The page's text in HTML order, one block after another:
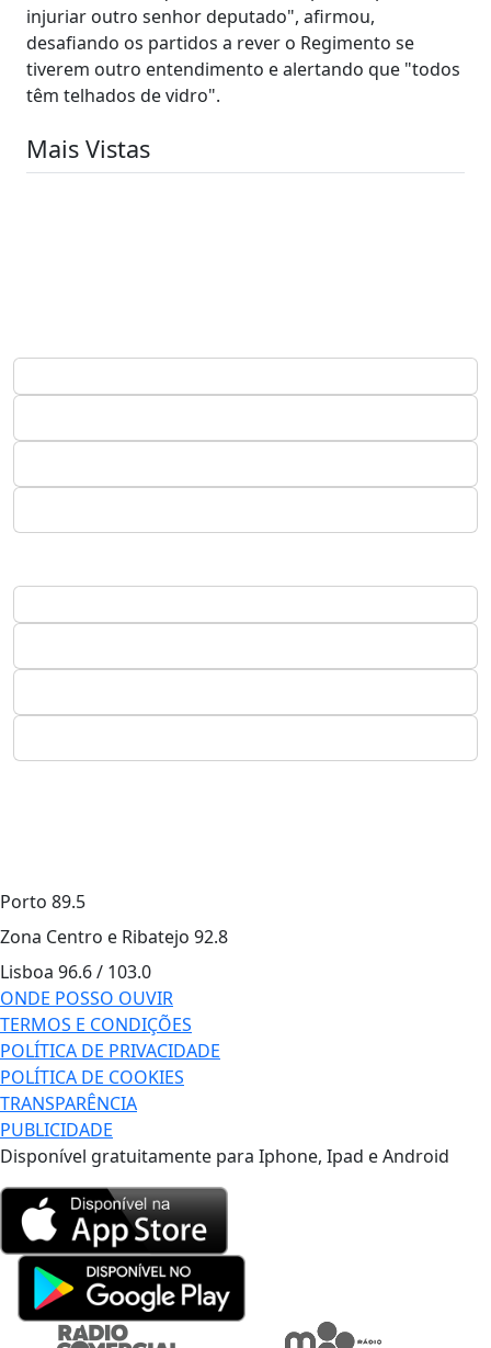
injuriar outro senhor deputado", afirmou,
desafiando os partidos a rever o Regimento se
tiverem outro entendimento e alertando que "todos
têm telhados de vidro".
Mais Vistas
Porto 89.5
Zona Centro e Ribatejo 92.8
Lisboa 96.6 / 103.0
ONDE POSSO OUVIR
TERMOS E CONDIÇÕES
POLÍTICA DE PRIVACIDADE
POLÍTICA DE COOKIES
TRANSPARÊNCIA
PUBLICIDADE
Disponível gratuitamente para Iphone, Ipad e Android